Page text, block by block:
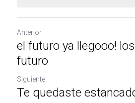
Anterior
el futuro ya llegooo!
futuro
Siguiente
Te quedaste